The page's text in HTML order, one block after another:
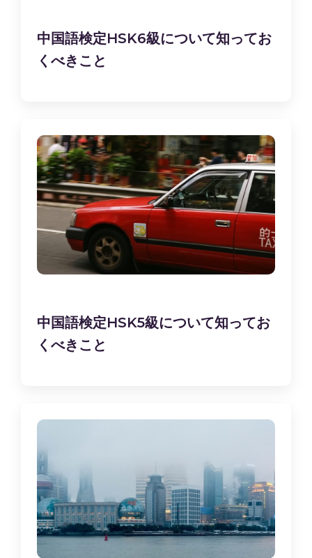
中国語検定HSK6級について知ってお
くべきこと
中国語検定HSK5級について知ってお
くべきこと